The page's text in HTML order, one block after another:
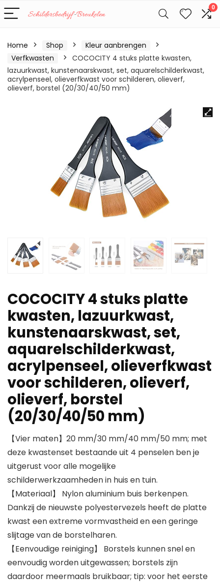
0
Home Shop
Kleur aanbrengen
Verfkwasten
COCOCITY 4 stuks platte kwasten,
lazuurkwast, kunstenaarskwast, set, aquarelschilderkwast,
acrylpenseel, olieverfkwast voor schilderen, olieverf,
olieverf, borstel (20/30/40/50 mm)
COCOCITY 4 stuks platte
kwasten, lazuurkwast,
kunstenaarskwast, set,
aquarelschilderkwast,
acrylpenseel, olieverfkwast
voor schilderen, olieverf,
olieverf, borstel
(20/30/40/50 mm)
【Vier maten】20 mm/30 mm/40 mm/50 mm; met
deze kwastenset bestaande uit 4 penselen ben je
uitgerust voor alle mogelijke
schilderwerkzaamheden in huis en tuin.
【Materiaal】 Nylon aluminium buis berkenpen.
Dankzij de nieuwste polyestervezels heeft de platte
kwast een extreme vormvastheid en een geringe
slijtage van de borstelharen.
【Eenvoudige reiniging】 Borstels kunnen snel en
eenvoudig worden uitgewassen; borstels zijn
daardoor meermaals bruikbaar; tip: voor het eerste